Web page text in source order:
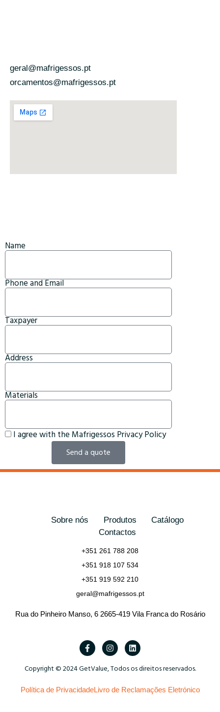
geral@mafrigessos.pt
orcamentos@mafrigessos.pt
Name
Phone and Email
Taxpayer
Address
Materials
I agree with the Mafrigessos Privacy Policy
Send a quote
Sobre nós Produtos
Catálogo
Contactos
+351 261 788 208
+351 918 107 534
+351 919 592 210
geral@mafrigessos.pt
Rua do Pinheiro Manso, 6 2665-419 Vila Franca do Rosário
Copyright © 2024 GetValue, Todos os direitos reservados.
Política de PrivacidadeLivro de Reclamações Eletrónico